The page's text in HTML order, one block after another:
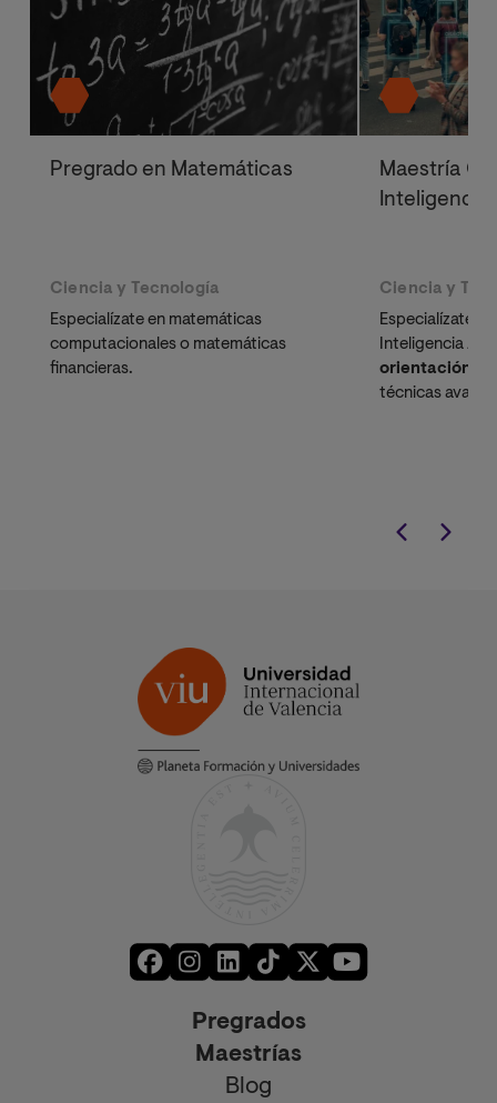
Pregrado en Matemáticas
Ciencia y Tecnología
Especialízate en matemáticas
computacionales o matemáticas
financieras.
Maestría
Ciencia y
Especialízate
Inteligencia
orientación
técnicas
Pregrados
Maestrías
Blog